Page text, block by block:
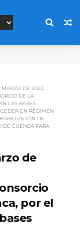
MARZO DE 2022,
DE LA
LAS BASES
EN RÉGIMEN
DE
DE CUENCA PARA
de
por el